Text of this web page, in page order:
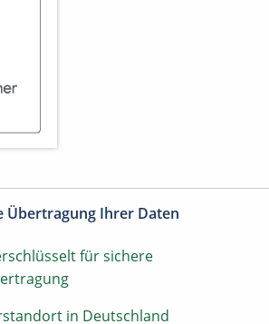
Übertragung Ihrer Daten
für sichere
in Deutschland